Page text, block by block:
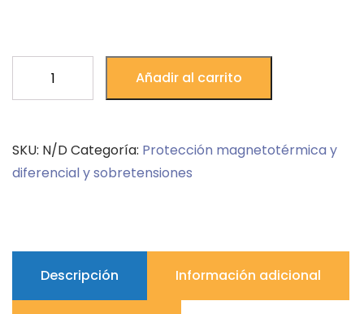
7,35 €
ESTRECHO
1P+N
Añadir al carrito
SKU: N/DCategoría: Protección magnetotérmica y
diferencial y sobretensiones
Descripción Información adicional